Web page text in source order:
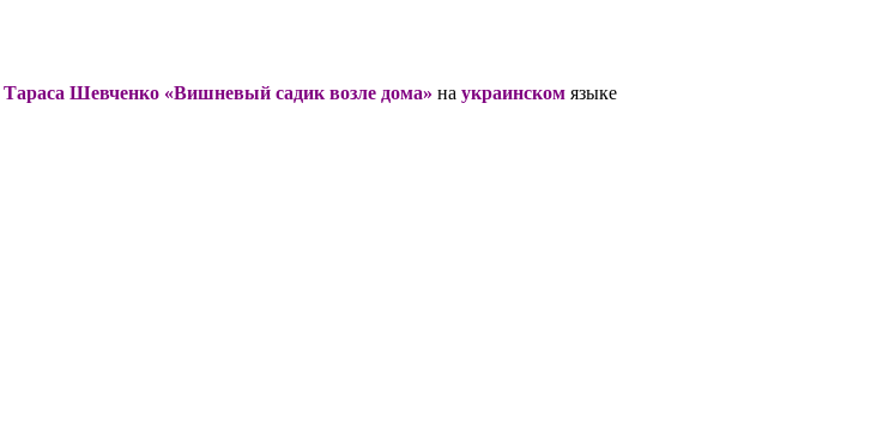
Тараса Шевченко «Вишневый садик возле дома» на украинском языке